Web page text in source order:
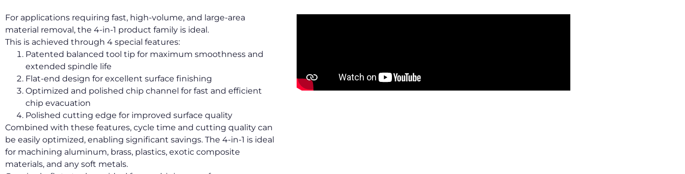
For applications requiring fast, high-volume, and large-area
material removal, the 4-in-1 product family is ideal.
This is achieved through 4 special features:
Patented balanced tool tip for maximum smoothness and
extended spindle life
Flat-end design for excellent surface finishing
Optimized and polished chip channel for fast and efficient
chip evacuation
Polished cutting edge for improved surface quality
Combined with these features, cycle time and cutting quality can
be easily optimized, enabling significant savings. The 4-in-1 is ideal
for machining aluminum, brass, plastics, exotic composite
materials, and any soft metals.